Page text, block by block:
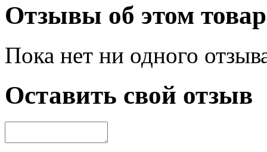
Отзывы об этом
Пока нет ни одного
Оставить свой отзыв